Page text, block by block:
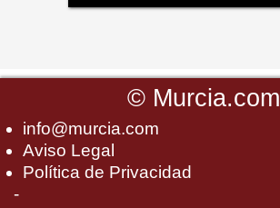
© Murcia.com
info@murcia.com
Aviso Legal
Política de Privacidad
-